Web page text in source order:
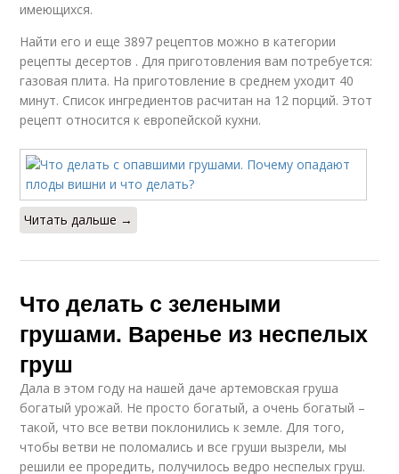
имеющихся.
Найти его и еще 3897 рецептов можно в категории
рецепты десертов . Для приготовления вам потребуется:
газовая плита. На приготовление в среднем уходит 40
минут. Список ингредиентов расчитан на 12 порций. Этот
рецепт относится к европейской кухни.
Читать дальше →
Что делать с зелеными
грушами. Варенье из неспелых
груш
Дала в этом году на нашей даче артемовская груша
богатый урожай. Не просто богатый, а очень богатый –
такой, что все ветви поклонились к земле. Для того,
чтобы ветви не поломались и все груши вызрели, мы
решили ее проредить, получилось ведро неспелых груш.